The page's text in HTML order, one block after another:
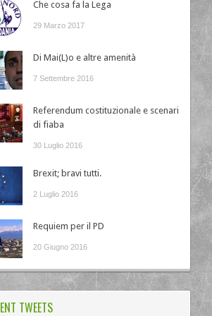
Che cosa fa la Lega
29 Marzo 2017
Di Mai(L)o e altre amenità
7 Settembre 2016
Referendum costituzionale e scenari
di fiaba
30 Luglio 2016
Brexit; bravi tutti.
2 Luglio 2016
Requiem per il PD
20 Giugno 2016
TWEETS